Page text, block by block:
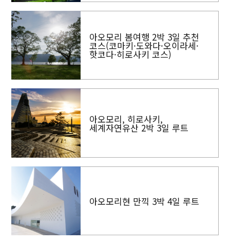
아오모리 봄여행 2박 3일 추천
코스(코마키·도와다·오이라세·
핫코다·히로사키 코스)
아오모리, 히로사키,
세계자연유산 2박 3일 루트
아오모리현 만끽 3박 4일 루트